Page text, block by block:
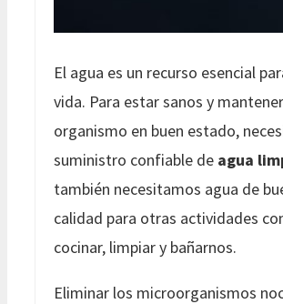
El agua es un recurso esencial
vida. Para estar sanos y
organismo en buen estado,
suministro confiable de agua
también necesitamos agua de
calidad para otras actividades
cocinar, limpiar y bañarnos.
Eliminar los microorganismos